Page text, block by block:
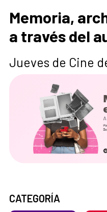
Memoria,
a través del
Jueves de Cine
CATEGORÍA